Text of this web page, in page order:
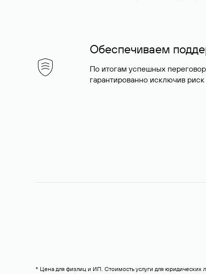
Обеспечиваем
По итогам успешных
гарантированно исключив
* Цена для физлиц и ИП. Стоимость услуги для